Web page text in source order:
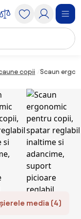
copii Scaun
media (4)